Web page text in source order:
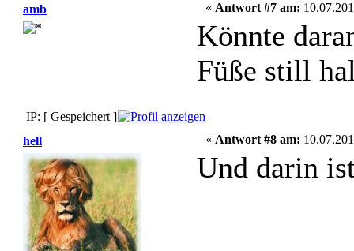
amb
« Antwort #7 am:
Könnte
Füße still
IP: [ Gespeichert ]
hell
« Antwort #8 am:
Und darin